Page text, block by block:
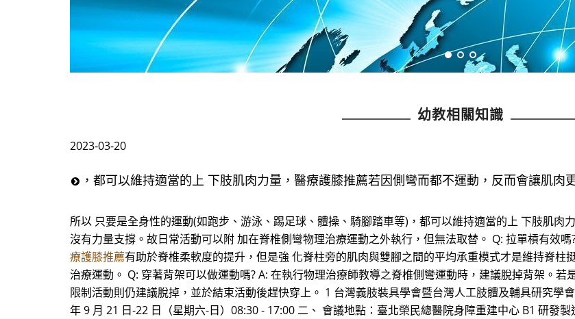
幼教相關知識
2023-03-20
，都可以維持適當的上 下肢肌肉力量，醫療護膝推薦若因側彎而都不運動，反而會讓肌肉
所以 只要是全身性的運動(如跑步、游泳、踢足球、體操、騎腳踏車等)，都可以維持適當的上 下肢肌肉力
沒有力量支撐。故日常活動可以附 加在脊椎側彎物理治療運動之外執行，但無法取替。 Q: 拉單槓有效
療護膝推薦有助於脊椎柔軟度的提升，但是強 化脊柱旁的肌肉與雙腳之間的平均承重模式才是維持脊
治療運動。 Q: 穿著背架可以做運動嗎? A: 在執行物理治療師教導之脊椎側彎運動時，建議脫掉背架。
限制活動則仍建議脫掉，並於結束活動後趕快穿上。 1 台灣義肢裝具學會暨台灣人工肢體及輔具研究學
年 9 月 21 日-22 日（星期六-日）08:30 - 17:00 二、 會議地點：臺北榮民總醫院身障重建中心 B1 研發